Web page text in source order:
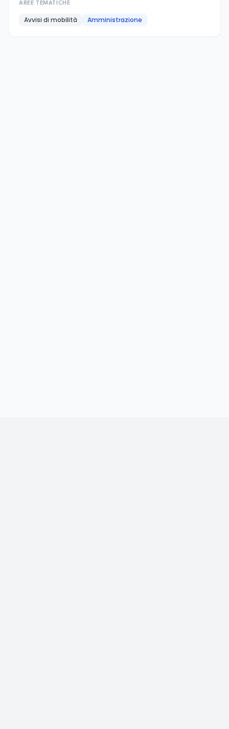
AREE TEMATICHE
Avvisi di mobilità Amministrazione